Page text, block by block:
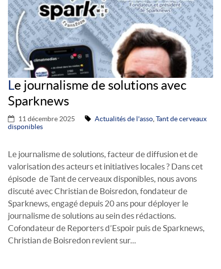
Le journalisme de solutions avec
Sparknews
11 décembre 2025 Actualités de l'asso Tant de cerveaux
disponibles
Le journalisme de solutions, facteur de diffusion et de
valorisation des acteurs et initiatives locales ? Dans cet
épisode de Tant de cerveaux disponibles, nous avons
discuté avec Christian de Boisredon, fondateur de
Sparknews, engagé depuis 20 ans pour déployer le
journalisme de solutions au sein des rédactions.
Cofondateur de Reporters d’Espoir puis de Sparknews,
Christian de Boisredon revient sur...